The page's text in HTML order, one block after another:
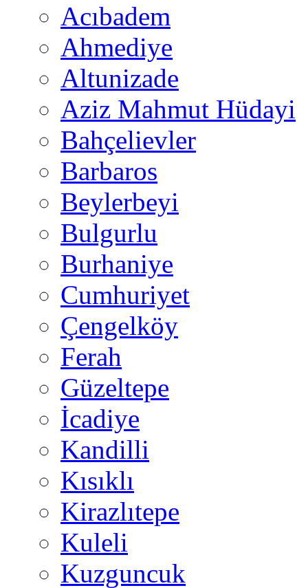
Acıbadem
Ahmediye
Altunizade
Aziz Mahmut Hüdayi
Bahçelievler
Barbaros
Beylerbeyi
Bulgurlu
Burhaniye
Cumhuriyet
Çengelköy
Ferah
Güzeltepe
İcadiye
Kandilli
Kısıklı
Kirazlıtepe
Kuleli
Kuzguncuk